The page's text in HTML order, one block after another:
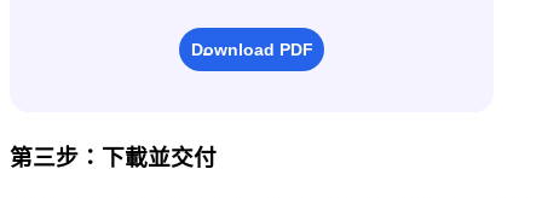
第三步：下載並交付